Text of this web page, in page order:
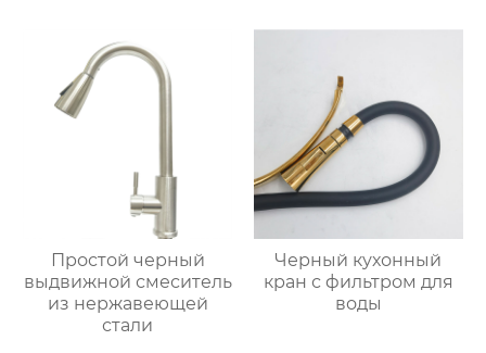
Простой черный
выдвижной смеситель
из нержавеющей
стали
Черный кухонный
кран с фильтром для
воды